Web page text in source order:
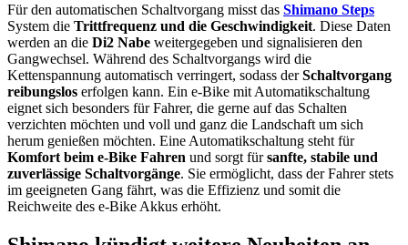
Für den automatischen Schaltvorgang misst das Shimano Steps
System die Trittfrequenz und die Geschwindigkeit. Diese Daten
werden an die Di2 Nabe weitergegeben und signalisieren den
Gangwechsel. Während des Schaltvorgangs wird die
Kettenspannung automatisch verringert, sodass derSchaltvorgang
reibungslos erfolgen kann. Ein e-Bike mit Automatikschaltung
eignet sich besonders für Fahrer, die gerne auf das Schalten
verzichten möchten und voll und ganz die Landschaft um sich
herum genießen möchten. Eine Automatikschaltung steht für
Komfort beim e-Bike Fahren und sorgt fürsanfte, stabile und
zuverlässige Schaltvorgänge. Sie ermöglicht, dass der Fahrer stets
im geeigneten Gang fährt, was die Effizienz und somit die
Reichweite des e-Bike Akkus erhöht.